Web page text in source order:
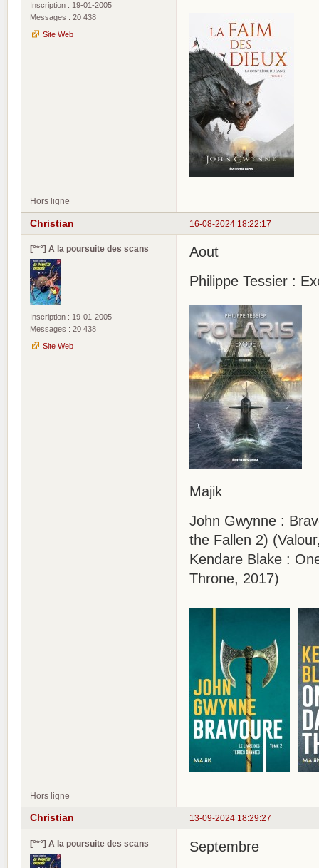
Inscription : 19-01-2005
Messages : 20 438
Site Web
Hors ligne
16-08-2024 18:22:17
Christian
[°*°] A la poursuite des scans
Inscription : 19-01-2005
Messages : 20 438
Site Web
Aout
Philippe Tessier :
Majik
John Gwynne :
the Fallen 2)
Kendare Blake :
Throne, 2017)
Hors ligne
13-09-2024 18:29:27
Christian
[°*°] A la poursuite des scans
Septembre